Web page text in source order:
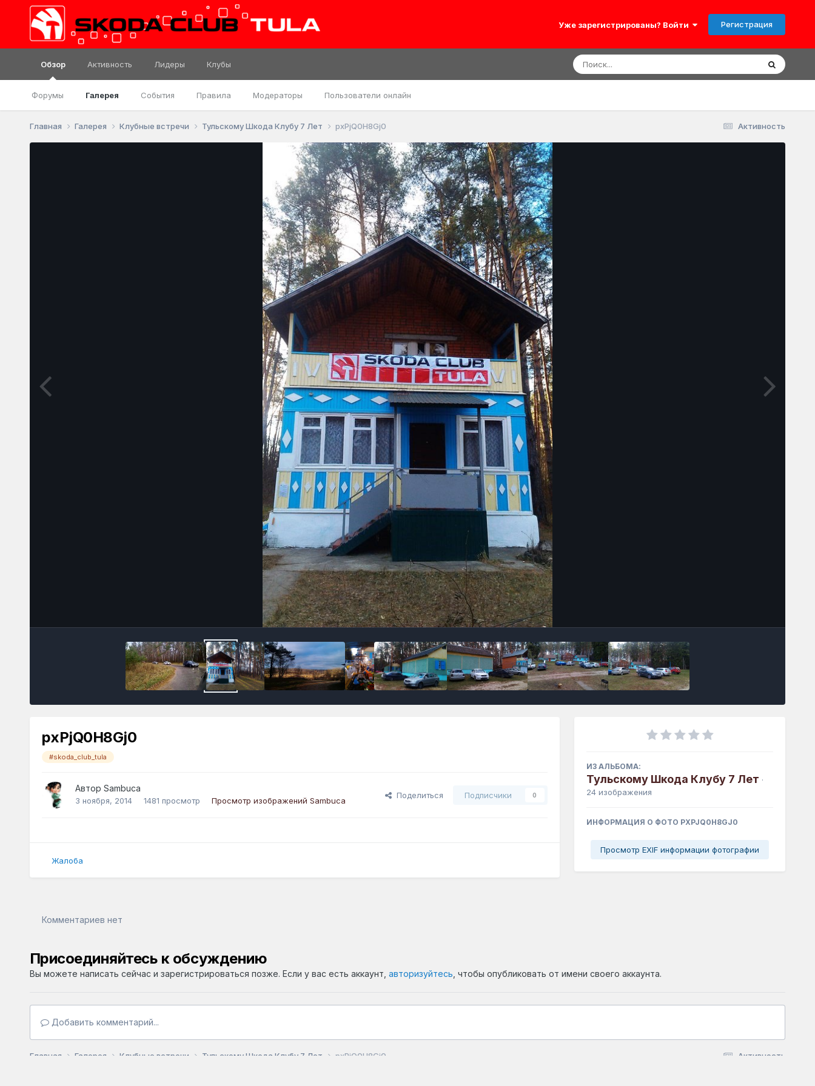
Уже зарегистрированы? Войти Регистрация
Обзор
Форумы Галерея События Правила Модераторы Пользователи онлайн
Активность Лидеры Клубы
Активность
Главная Галерея Клубные встречи Тульскому Шкода Клубу 7 Лет pxPjQ0H8Gj0
pxPjQ0H8Gj0
#skoda_club_tula
Автор Sambuca
3 ноября, 2014 1481 просмотр Просмотр изображений Sambuca
Поделиться Подписчики 0
Жалоба
ИЗ АЛЬБОМА:
Тульскому Шкода Клубу 7 Лет ·
24 изображения
ИНФОРМАЦИЯ О ФОТО PXPJQ0H8GJ0
Просмотр EXIF информации фотографии
Комментариев нет
Присоединяйтесь к обсуждению
Вы можете написать сейчас и зарегистрироваться позже. Если у вас есть аккаунт, авторизуйтесь , чтобы опубликовать от имени своего аккаунта.
Добавить комментарий...
Активность
Главная Галерея Клубные встречи Тульскому Шкода Клубу 7 Лет pxPjQ0H8Gj0